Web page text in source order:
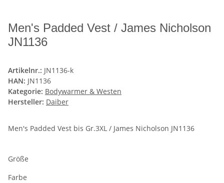
Men's Padded Vest / James Nicholson
JN1136
Artikelnr.: JN1136-k
HAN: JN1136
Kategorie: Bodywarmer & Westen
Hersteller: Daiber
Men's Padded Vest bis Gr.3XL / James Nicholson JN1136
Größe
Farbe